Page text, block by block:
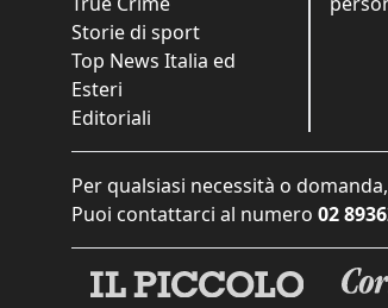
Storie di sport
Top News Italia ed
Esteri
Editoriali
Per qualsiasi necessità o
Puoi contattarci al numero 02